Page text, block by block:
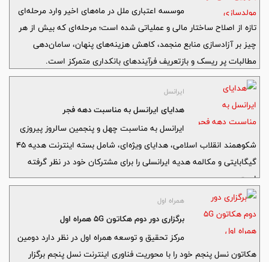
موسسه اعتباری ملل در ماه‌های اخیر وارد مرحله‌ای
تازه از اصلاح ساختار مالی و عملیاتی شده است؛ مرحله‌ای که بیش از هر
چیز بر آزادسازی منابع منجمد، کاهش هزینه‌های پنهان، سامان‌دهی
مطالبات پر ریسک و بازتعریف فرآیندهای بانکداری متمرکز است.
ایرانسل
هدایای ایرانسل به مناسبت دهه فجر
ایرانسل به مناسبت چهل‌ و پنجمین سالروز پیروزی
شکوهمند انقلاب اسلامی، هدایای ویژه‌ای، شامل بسته اینترنت هدیه ۴۵
گیگابایتی و مکالمه هدیه ایرانسلی را برای مشترکان خود در نظر گرفته
است.
همراه اول
برگزاری دور دوم هکاتون 5G همراه اول
مرکز تحقیق و توسعه همراه اول در نظر دارد دومین
هکاتون نسل پنجم خود را با محوریت فناوری اینترنت نسل پنجم برگزار